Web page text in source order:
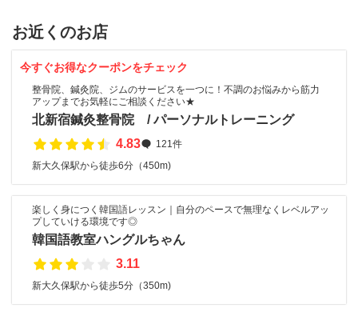
お近くのお店
今すぐお得なクーポンをチェック
整骨院、鍼灸院、ジムのサービスを一つに！不調のお悩みから筋力
アップまでお気軽にご相談ください★
北新宿鍼灸整骨院 / パーソナルトレーニング
4.83
121件
新大久保駅から徒歩6分（450m)
楽しく身につく韓国語レッスン｜自分のペースで無理なくレベルアッ
プしていける環境です◎
韓国語教室ハングルちゃん
3.11
新大久保駅から徒歩5分（350m)